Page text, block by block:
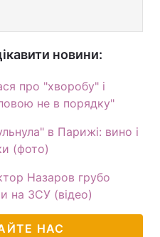
новини:
про "хворобу" і
не в порядку"
в Парижі: вино і
(фото)
Назаров грубо
на ЗСУ (відео)
НАС